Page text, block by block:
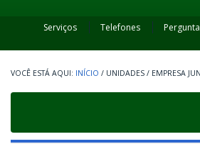
Serviços Telefones
INÍCIO / UNIDADES / EMPRESA